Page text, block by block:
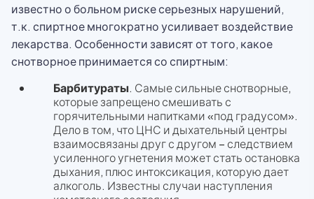
известно о больном риске серьезных нарушений,
т.к. спиртное многократно усиливает воздействие
лекарства. Особенности зависят от того, какое
снотворное принимается со спиртным:
Барбитураты. Самые сильные снотворные,
которые запрещено смешивать с
горячительными напитками «под градусом».
Дело в том, что ЦНС и дыхательный центры
взаимосвязаны друг с другом – следствием
усиленного угнетения может стать остановка
дыхания, плюс интоксикация, которую дает
алкоголь. Известны случаи наступления